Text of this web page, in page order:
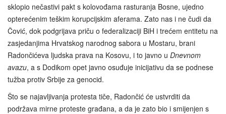
sklopio nečastivi pakt s kolovođama rasturanja Bosne, ujedno
opterećenim teškim korupcijskim aferama. Zato nas i ne čudi da
Čović, dok podgrijava priču o federalizaciji BiH i trećem entitetu na
zasjedanjima Hrvatskog narodnog sabora u Mostaru, brani
Radončićeva ljudska prava na Kosovu, i to javno u Dnevnom
avazu, a s Dodikom opet javno osuđuje inicijativu da se podnese
tužba protiv Srbije za genocid.
Što se najavljivanja protesta tiče, Radončić će ustvrditi da
podržava mirne proteste građana, a da je zato bio i smijenjen s